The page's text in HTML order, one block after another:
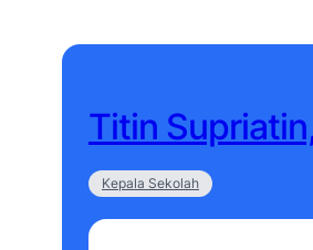
Titin
Kepala Sekolah